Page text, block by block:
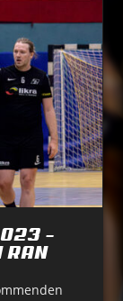
–
RAN